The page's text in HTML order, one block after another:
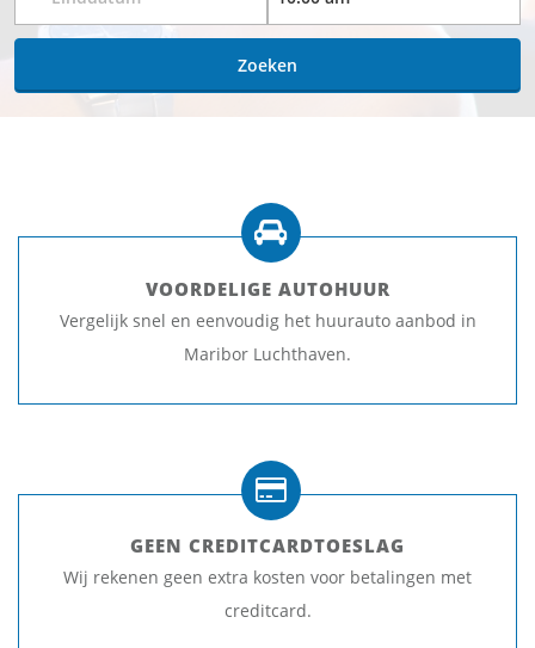
Zoeken
VOORDELIGE AUTOHUUR
Vergelijk snel en eenvoudig het huurauto aanbod in
Maribor Luchthaven.
GEEN CREDITCARDTOESLAG
Wij rekenen geen extra kosten voor betalingen met
creditcard.